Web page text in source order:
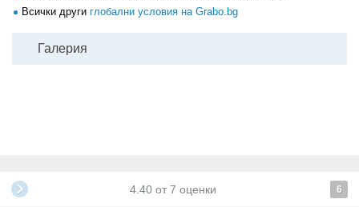
Всички други глобални условия на Grabo.bg
Галерия
4.40 от 7 оценки 6